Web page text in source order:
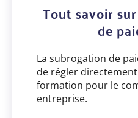
Tout savoir
de
La subrogation de
de régler
formation pour le
entreprise.